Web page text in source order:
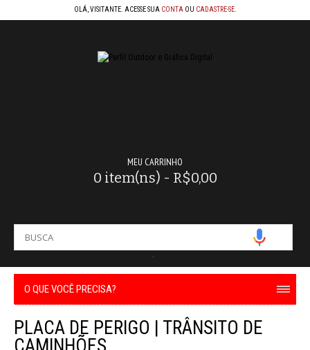
OLÁ, VISITANTE. ACESSE SUA CONTA OU CADASTRE-SE.
MEU CARRINHO
0 item(ns) - R$0,00
-
O QUE VOCÊ PRECISA?
PLACA DE PERIGO | TRÂNSITO DE